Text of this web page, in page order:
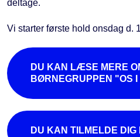
deltage.
Vi starter første hold onsdag d.
DU KAN LÆSE MERE
BØRNEGRUPPEN "OS
DU KAN TILMELDE DIG